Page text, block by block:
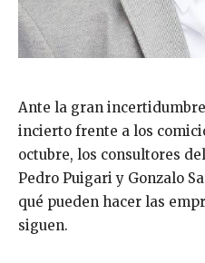
Ante la gran
incierto frente a los
octubre, los consultores
Pedro Puigari y Gonzalo
qué pueden hacer las
siguen.